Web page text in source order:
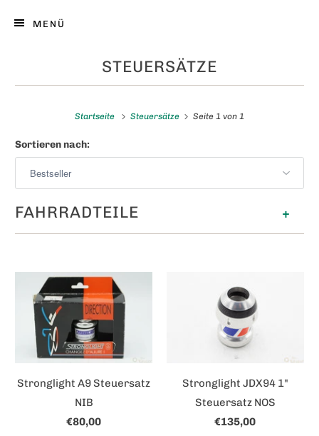
MENÜ
STEUERSÄTZE
Startseite Steuersätze Seite 1 von 1
Sortieren nach:
+
FAHRRADTEILE
Stronglight A9 Steuersatz
NIB
€80,00
Stronglight JDX94 1"
Steuersatz NOS
€135,00